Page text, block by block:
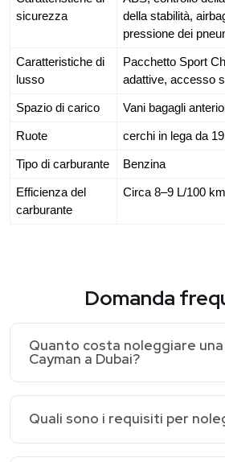
sicurezza
della stabilità,
pressione dei
Caratteristiche di
lusso
Pacchetto Sport
adattive, accesso
Spazio di carico Vani bagagli
Ruote cerchi in lega da
Tipo di carburante Benzina
Efficienza del
carburante
Circa 8–9 L/100 km
Domanda
Quanto costa noleggiare una
Cayman a Dubai?
Quali sono i requisiti per